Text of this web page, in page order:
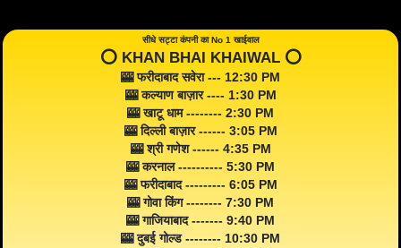
सीधे सट्टा कंपनी का No 1 खाईवाल
⭕️ KHAN BHAI KHAIWAL ⭕️
🎰 फरीदाबाद सवेरा --- 12:30 PM
🎰 कल्याण बाज़ार ---- 1:30 PM
🎰 खाटू धाम -------- 2:30 PM
🎰 दिल्ली बाज़ार ------ 3:05 PM
🎰 श्री गणेश ------ 4:35 PM
🎰 करनाल ---------- 5:30 PM
🎰 फरीदाबाद --------- 6:05 PM
🎰 गोवा किंग -------- 7:30 PM
🎰 गाजियाबाद ------- 9:40 PM
🎰 दुबई गोल्ड -------- 10:30 PM